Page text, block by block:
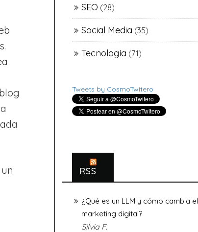
SEO (28)
Social Media (35)
Tecnología (71)
Tweets by CosmoTwitero
RSS
¿Qué es un LLM y cómo cambia el
marketing digital?
Silvia F.